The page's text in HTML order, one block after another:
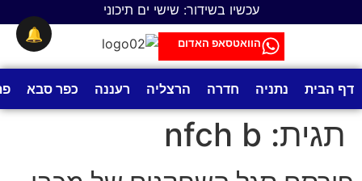
עכשיו בשידור: שישי ים תיכוני
הוואטסאפ האדום
דף הבית נתניה חדרה הרצליה רעננה כפר סבא
תגית: nfch b
🔔